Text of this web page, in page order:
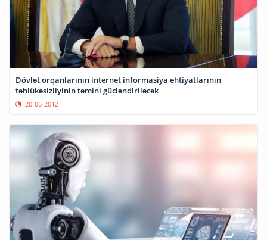
Dövlət orqanlarının internet informasiya ehtiyatlarının
təhlükəsizliyinin təmini gücləndiriləcək
20-06-2012